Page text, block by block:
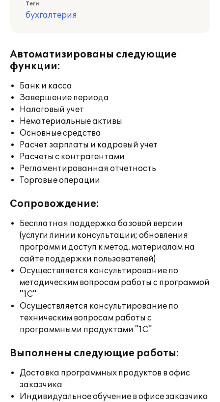
Теги
бухгалтерия
Автоматизированы следующие
функции:
Банк и касса
Завершение периода
Налоговый учет
Нематериальные активы
Основные средства
Расчет зарплаты и кадровый учет
Расчеты с контрагентами
Регламентированная отчетность
Торговые операции
Сопровождение:
Бесплатная поддержка базовой версии
(услуги линии консультации; обновления
программ и доступ к метод. материалам на
сайте поддержки пользователей)
Осуществляется консультирование по
методическим вопросам работы с программой
"1С"
Осуществляется консультирование по
техническим вопросам работы с
программными продуктами "1С"
Выполнены следующие работы:
Доставка программных продуктов в офис
заказчика
Индивидуальное обучение в офисе заказчика